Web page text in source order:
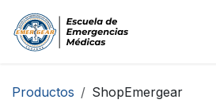
Ir al contenido
Productos ShopEmergear